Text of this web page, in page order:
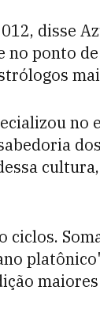
disse
ponto
no